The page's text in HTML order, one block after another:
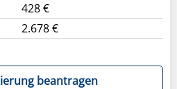
428 €
2.678 €
beantragen